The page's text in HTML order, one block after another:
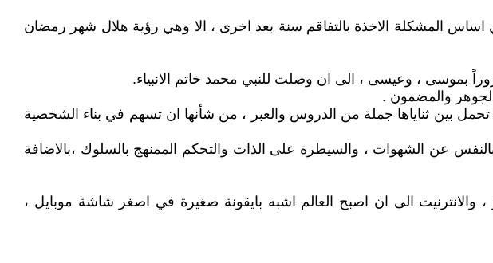
المشكلة الاخذة بالتفاقم سنة بعد اخرى ، الا وهي رؤية هلال شهر رمضان
بموسى ، وعيسى ، الى ان وصلت للنبي محمد خاتم الانبياء.
والمضمون .
بين ثناياها جملة من الدروس والعبر ، من شأنها ان تسهم في بناء الشخصية
عن الشهوات ، والسيطرة على الذات والتحكم الممنهج بالسلوك ،بالاضافة
، والانترنيت الى ان اصبح العالم اشبه بايقونة صغيرة في اصغر شاشة موبايل ،